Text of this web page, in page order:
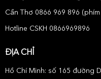
Cần Thơ 0866 969 896
Hotline CSKH 0866969896
ĐỊA CHỈ
Hồ Chí Minh: số 165 đường